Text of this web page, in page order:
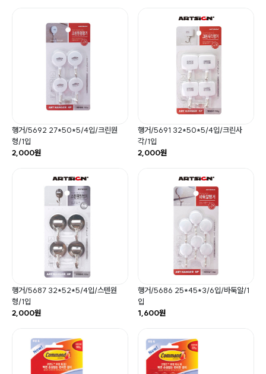
행거/5692 27*50*5/4입/크린원
형/1입
2,000원
행거/5691 32*50*5/4입/크린사
각/1입
2,000원
행거/5687 32*52*5/4입/스텐원
형/1입
2,000원
행거/5686 25*45*3/6입/바둑알/1
입
1,600원